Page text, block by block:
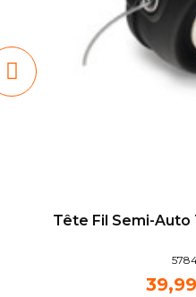
Tête Fil Semi-Auto